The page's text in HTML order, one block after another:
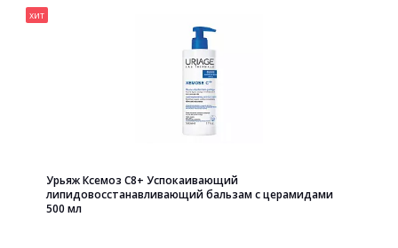
хит
Урьяж Ксемоз С8+ Успокаивающий
липидовосстанавливающий бальзам с церамидами
500 мл